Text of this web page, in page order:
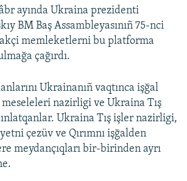
ayında Ukraina prezidenti
BM Baş Assambleyasınıñ 75-nci
memleketlerni bu platforma
çağırdı.
Ukrainanıñ vaqtınca işğal
nazirligi ve Ukraina Tış
Ukraina Tış işler nazirligi,
çezüv ve Qırımnı işğalden
meydançıqları bir-birinden ayrı